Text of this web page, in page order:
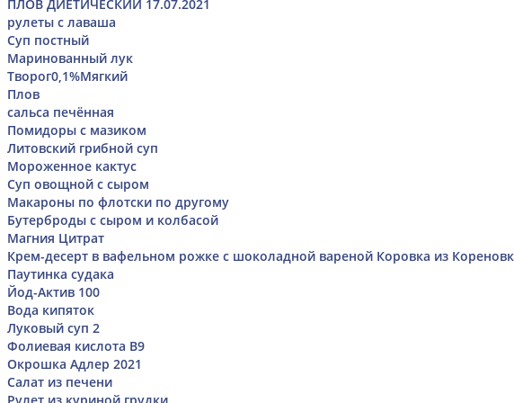
ПЛОВ ДИЕТИЧЕСКИЙ 17.07.2021
рулеты с лаваша
Суп постный
Маринованный лук
Творог0,1%Мягкий
Плов
сальса печённая
Помидоры с мазиком
Литовский грибной суп
Мороженное кактус
Суп овощной с сыром
Макароны по флотски по другому
Бутерброды с сыром и колбасой
Магния Цитрат
Крем-десерт в вафельном рожке с шоколадной вареной Коровка из
Паутинка судака
Йод-Актив 100
Вода кипяток
Луковый суп 2
Фолиевая кислота В9
Окрошка Адлер 2021
Салат из печени